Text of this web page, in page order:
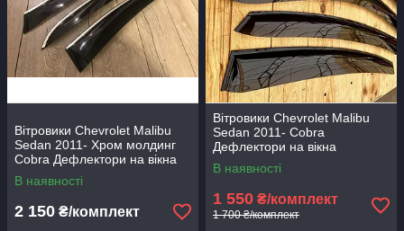
Вітровики Chevrolet Malibu
Sedan 2011- Хром молдинг
Cobra Дефлектори на вікна
В наявності
2 150 ₴/комплект
Вітровики Chevrolet Malibu
Sedan 2011- Cobra
Дефлектори на вікна
В наявності
1 550 ₴/комплект
1 700 ₴/комплект